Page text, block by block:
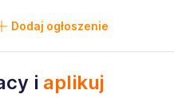
Dodaj ogłoszenie
i aplikuj